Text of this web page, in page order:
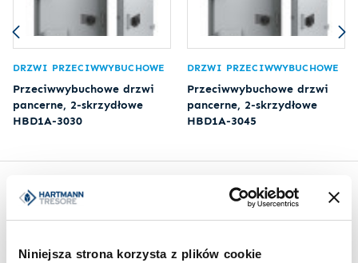
Niniejsza strona korzysta z plików cookie
DRZWI PRZECIWWYBUCHOWE
Przeciwwybuchowe drzwi
pancerne, 2-skrzydłowe
HBD1A-3030
DRZWI PRZECIWWYBUCHOWE
Przeciwwybuchowe drzwi
pancerne, 2-skrzydłowe
HBD1A-3045
Inspiracje